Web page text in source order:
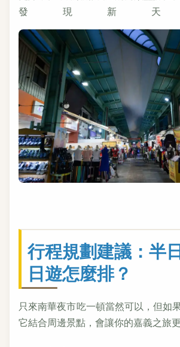
發現新天
行程規劃建議：半
日遊怎麼排？
只來南華夜市吃一頓當然可以，但如
它結合周邊景點，會讓你的嘉義之旅更